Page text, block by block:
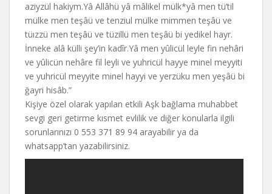
aziyzül hakiym.Yâ Allâhü yâ mâlikel mülk*yâ men tü’til
mülke men teşâü ve tenziul mülke mimmen teşâü ve
tüızzü men teşâü ve tüzillü men teşâü bi yedikel hayr.
İnneke alâ külli şey’in kadîr.Yâ men yûlicül leyle fin nehâri
ve yûlicün nehâre fil leyli ve yuhricül hayye minel meyyiti
ve yuhricül meyyite minel hayyi ve yerzüku men yeşâü bi
ğayri hisâb.”
Kişiye özel olarak yapılan etkili Aşk bağlama muhabbet
sevgi geri getirme kısmet evlilik ve diğer konularla ilgili
sorunlarınızı 0 553 371 89 94 arayabilir ya da
whatsapp’tan yazabilirsiniz.